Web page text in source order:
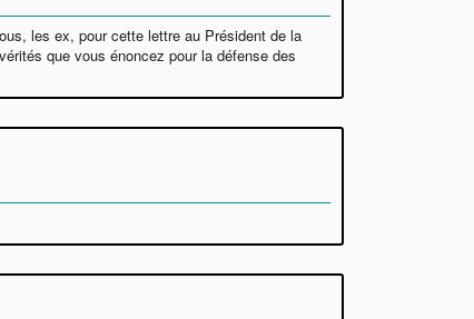
les ex, pour cette lettre au Président de la
que vous énoncez pour la défense des